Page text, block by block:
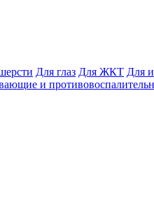
Для глаз Для ЖКТ Для
и